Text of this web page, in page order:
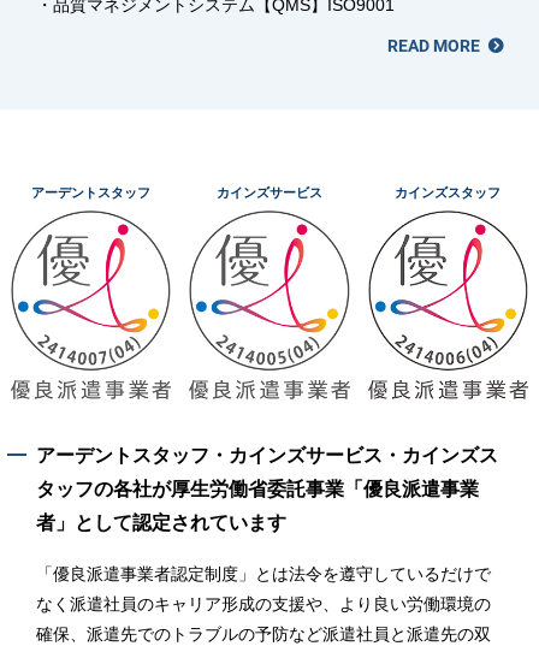
・品質マネジメントシステム【QMS】ISO9001
READ MORE
アーデントスタッフ カインズサービス カインズスタッフ
アーデントスタッフ・カインズサービス・カインズス
タッフの各社が厚生労働省委託事業「優良派遣事業
者」として認定されています
「優良派遣事業者認定制度」とは法令を遵守しているだけで
なく派遣社員のキャリア形成の支援や、より良い労働環境の
確保、派遣先でのトラブルの予防など派遣社員と派遣先の双